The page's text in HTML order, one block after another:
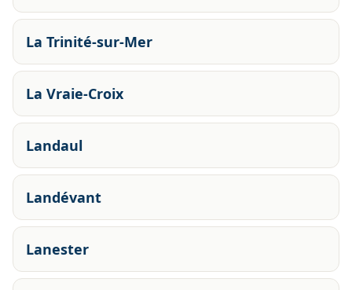
La Trinité-sur-Mer
La Vraie-Croix
Landaul
Landévant
Lanester